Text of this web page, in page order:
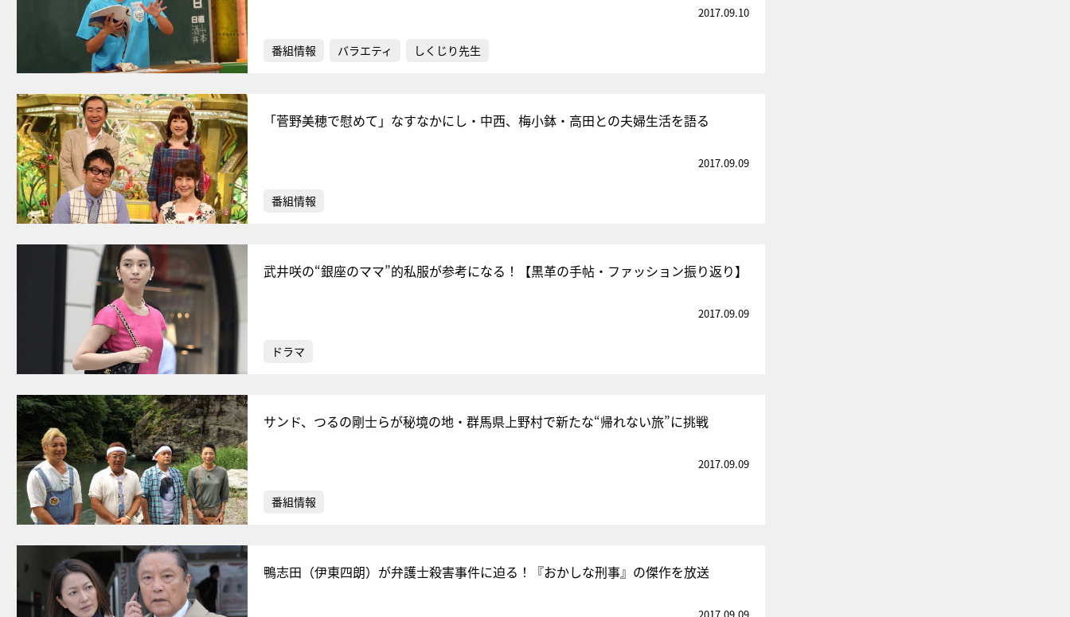
2017.09.10
番組情報 バラエティ しくじり先生
「菅野美穂で慰めて」なすなかにし・中西、梅小鉢・高田との夫婦生活を語る
2017.09.09
番組情報
武井咲の“銀座のママ”的私服が参考になる！【黒革の手帖・ファッション振り返り】
2017.09.09
ドラマ
サンド、つるの剛士らが秘境の地・群馬県上野村で新たな“帰れない旅”に挑戦
2017.09.09
番組情報
鴨志田（伊東四朗）が弁護士殺害事件に迫る！『おかしな刑事』の傑作を放送
2017.09.09